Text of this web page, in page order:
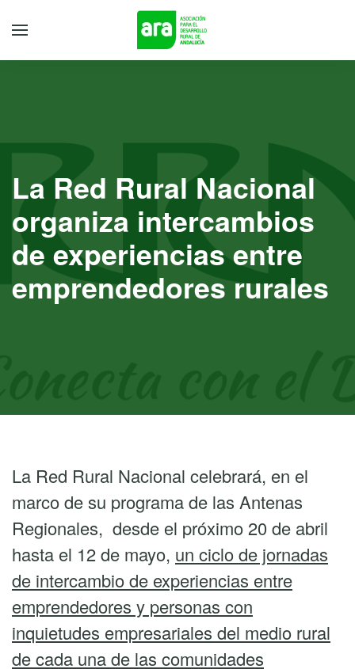
La Red Rural Nacional
organiza intercambios
de experiencias entre
emprendedores rurales
La Red Rural Nacional celebrará, en el
marco de su programa de las Antenas
Regionales, desde el próximo 20 de abril
hasta el 12 de mayo, un ciclo de jornadas
de intercambio de experiencias entre
emprendedores y personas con
inquietudes empresariales del medio rural
de cada una de las comunidades